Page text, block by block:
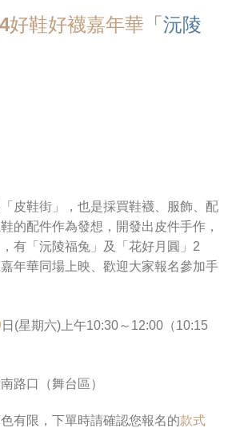
好鞋好襪嘉年華 「 沅陵
皮鞋街」，也是採買鞋襪、服飾、配
的配件作為發想，開發出皮件手作，
有「沅陵福兔」及「花好月圓」2
年華同場上映、歡迎大家報名參加手
日(星期六)上午10:30～12:00（10:15
路口（舞台區）
有限，下單時請確認您報名的款式